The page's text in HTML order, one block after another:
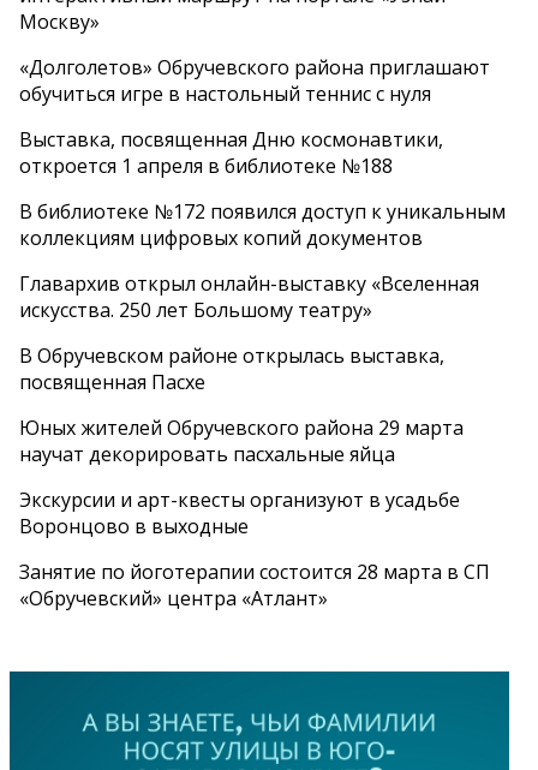
Москву»
«Долголетов» Обручевского района приглашают
обучиться игре в настольный теннис с нуля
Выставка, посвященная Дню космонавтики,
откроется 1 апреля в библиотеке №188
В библиотеке №172 появился доступ к уникальным
коллекциям цифровых копий документов
Главархив открыл онлайн-выставку «Вселенная
искусства. 250 лет Большому театру»
В Обручевском районе открылась выставка,
посвященная Пасхе
Юных жителей Обручевского района 29 марта
научат декорировать пасхальные яйца
Экскурсии и арт-квесты организуют в усадьбе
Воронцово в выходные
Занятие по йоготерапии состоится 28 марта в СП
«Обручевский» центра «Атлант»